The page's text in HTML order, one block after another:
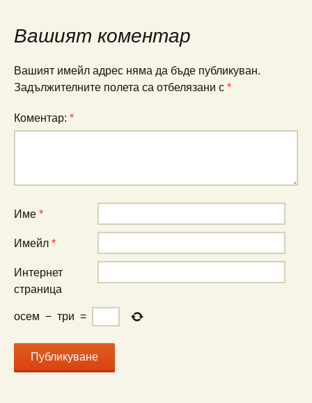
Вашият коментар
Вашият имейл адрес няма да бъде публикуван.
Задължителните полета са отбелязани с *
Коментар: *
Име *
Имейл *
Интернет
страница
осем − три =